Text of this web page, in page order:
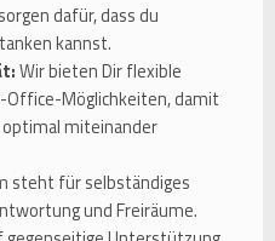
dafür, dass du
kannst.
Wir bieten Dir flexible
Möglichkeiten, damit
miteinander
steht für selbständiges
und Freiräume.